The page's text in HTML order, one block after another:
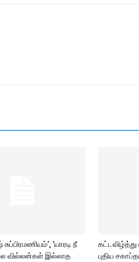
‘யாரடி நீ
வில்லன்கள் இல்லாத
கட்டவிழ்த்து
புதிய